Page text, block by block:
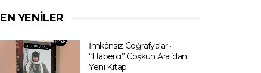
EN YENILER
İmkânsız Coğrafyalar ·
“Haberci” Coşkun Aral’dan
Yeni Kitap